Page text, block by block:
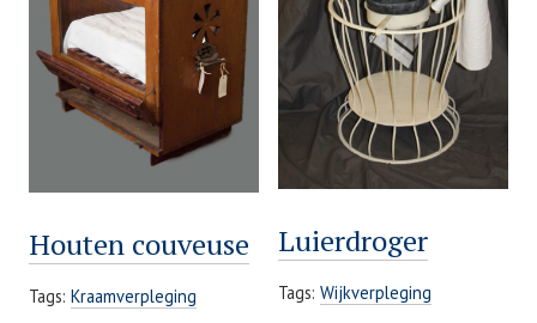
Houten couveuse
Tags: Kraamverpleging
Luierdroger
Tags: Wijkverpleging